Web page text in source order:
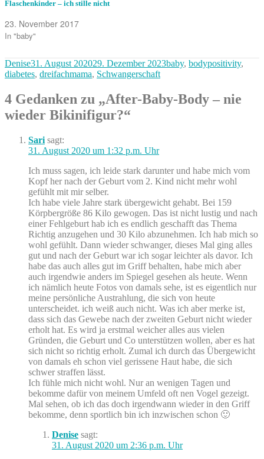
Flaschenkinder – ich stille nicht
23. November 2017
In "baby"
Autor
DeniseVeröffentlicht
am
31. August 202029. Dezember 2023Kategorien
baby, bodypositivity,
diabetes, dreifachmama, Schwangerschaft
4 Gedanken zu „After-Baby-Body – nie
wieder Bikinifigur?“
Sari sagt:
31. August 2020 um 1:32 p.m. Uhr
Ich muss sagen, ich leide stark darunter und habe mich vom
Kopf her nach der Geburt vom 2. Kind nicht mehr wohl
gefühlt mit mir selber.
Ich habe viele Jahre stark übergewicht gehabt. Bei 159
Körpbergröße 86 Kilo gewogen. Das ist nicht lustig und nach
einer Fehlgeburt hab ich es endlich geschafft das Thema
Richtig anzugehen und 30 Kilo abzunehmen. Ich hab mich so
wohl gefühlt. Dann wieder schwanger, dieses Mal ging alles
gut und nach der Geburt war ich sogar leichter als davor. Ich
habe das auch alles gut im Griff behalten, habe mich aber
auch irgendwie anders im Spiegel gesehen als heute. Wenn
ich nämlich heute Fotos von damals sehe, ist es eigentlich nur
meine persönliche Austrahlung, die sich von heute
unterscheidet. ich weiß auch nicht. Was ich aber merke ist,
dass sich das Gewebe nach der zweiten Geburt nicht wieder
erholt hat. Es wird ja erstmal weicher alles aus vielen
Gründen, die Geburt und Co unterstützen wollen, aber es hat
sich nicht so richtig erholt. Zumal ich durch das Übergewicht
von damals eh schon viel gerissene Haut habe, die sich
schwer straffen lässt.
Ich fühle mich nicht wohl. Nur an wenigen Tagen und
bekomme dafür von meinem Umfeld oft nen Vogel gezeigt.
Mal sehen, ob ich das doch irgendwann wieder in den Griff
bekomme, denn sportlich bin ich inzwischen schon 🙂
Denise sagt:
31. August 2020 um 2:36 p.m. Uhr